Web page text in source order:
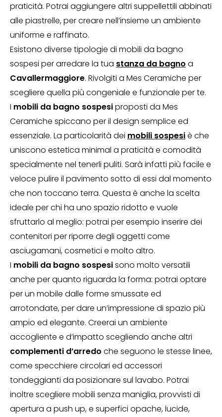
praticità. Potrai aggiungere altri suppellettili abbinati
alle piastrelle, per creare nell’insieme un ambiente
uniforme e raffinato.
Esistono diverse tipologie di mobili da bagno
sospesi per arredare la tua stanza da bagno a
Cavallermaggiore. Rivolgiti a Mes Ceramiche per
scegliere quella più congeniale e funzionale per te.
I mobili da bagno sospesiproposti da Mes
Ceramiche spiccano per il design semplice ed
essenziale. La particolarità dei mobili sospesiè che
uniscono estetica minimal a praticità e comodità
specialmente nel tenerli puliti. Sarà infatti più facile e
veloce pulire il pavimento sotto di essi dal momento
che non toccano terra. Questa è anche la scelta
ideale per chi ha uno spazio ridotto e vuole
sfruttarlo al meglio: potrai per esempio inserire dei
contenitori per riporre degli oggetti come
asciugamani, cosmetici e molto altro.
I mobili da bagno sospesisono molto versatili
anche per quanto riguarda la forma: potrai optare
per un mobile dalle forme smussate ed
arrotondate, per dare un’impressione di spazio più
ampio ed elegante. Creerai un ambiente
accogliente e d’impatto scegliendo anche altri
complementi d’arredo che seguono le stesse linee,
come specchiere circolari ed accessori
tondeggianti da posizionare sul lavabo. Potrai
inoltre scegliere mobili senza maniglia, provvisti di
apertura a push up, e superfici opache, lucide,